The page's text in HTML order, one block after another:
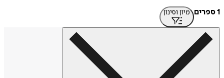
1 ספרים
מיון וסינון